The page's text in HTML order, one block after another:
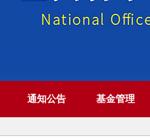
通知公告 基金管理